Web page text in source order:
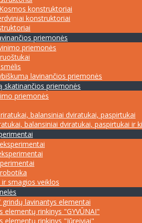
konstruktoriai
konstruktoriai
priemonės
priemonės
lavinančios priemonės
skatinančios priemonės
priemonės
balansiniai dviratukai, paspirtukai
balansiniai dviratukai, paspirtukai ir
smagios veiklos
grindų lavinantys elementai
elementų rinkinys "GYVŪNAI"
elementų rinkinys "Jūreiviai"